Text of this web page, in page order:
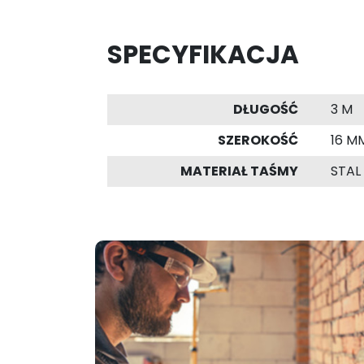
SPECYFIKACJA
DŁUGOŚĆ
3 M
SZEROKOŚĆ
16
MATERIAŁ TAŚMY
STAL